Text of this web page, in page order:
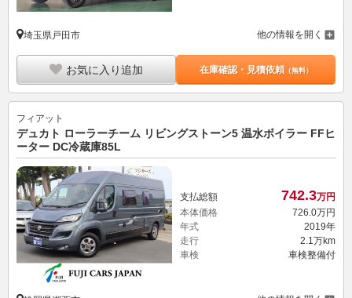
埼玉県戸田市 他の情報を開く
お気に入り追加 在庫確認・見積依頼（無料）
フィアット
デュカト ローラーチーム リビングストーン5 温水ボイラー FFヒ
ーター DC冷蔵庫85L
支払総額 742.3万円
本体価格
726.0万円
年式
2019年
走行
2.1万km
車検
車検整備付